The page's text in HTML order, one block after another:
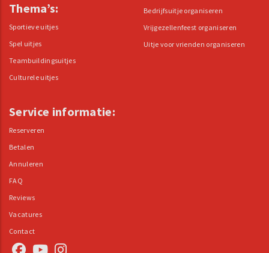
Thema’s:
Sportieve uitjes
Spel uitjes
Teambuildingsuitjes
Culturele uitjes
Bedrijfsuitje organiseren
Vrijgezellenfeest organiseren
Uitje voor vrienden organiseren
Service informatie:
Reserveren
Betalen
Annuleren
FAQ
Reviews
Vacatures
Contact